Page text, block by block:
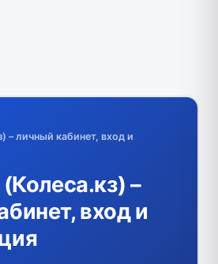
– личный кабинет, вход и
–
вход и